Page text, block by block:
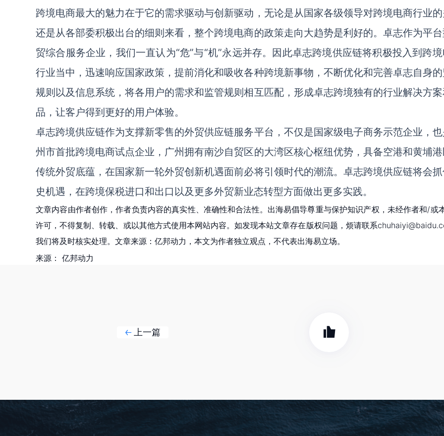
跨境电商最大的魅力在于它的需求驱动与创新驱动，无论是从国家各级领导对跨境电商行业
还是从各部委积极出台的细则来看，整个跨境电商的政策走向大趋势是利好的。卓志作为平
贸综合服务企业，我们一直认为“危”与“机”永远并存。因此卓志跨境供应链将积极投入到跨
行业当中，迅速响应国家政策，提前消化和吸收各种跨境新事物，不断优化和完善卓志自身
规则以及信息系统，将各用户的需求和监管规则相互匹配，形成卓志跨境独有的行业解决方
品，让客户得到更好的用户体验。
卓志跨境供应链作为支撑新零售的外贸供应链服务平台，不仅是国家级电子商务示范企业，
州市首批跨境电商试点企业，广州拥有南沙自贸区的大湾区核心枢纽优势，具备空港和黄埔
传统外贸底蕴，在国家新一轮外贸创新机遇面前必将引领时代的潮流。卓志跨境供应链将会
史机遇，在跨境保税进口和出口以及更多外贸新业态转型方面做出更多实践。
文章内容由作者创作，作者负责内容的真实性、准确性和合法性。出海易倡导尊重与保护知识产权，未经作者和/或
许可，不得复制、转载、或以其他方式使用本网站内容。如发现本站文章存在版权问题，烦请联系
我们将及时核实处理。文章来源：亿邦动力，本文为作者独立观点，不代表出海易立场。
来源： 亿邦动力
上一篇